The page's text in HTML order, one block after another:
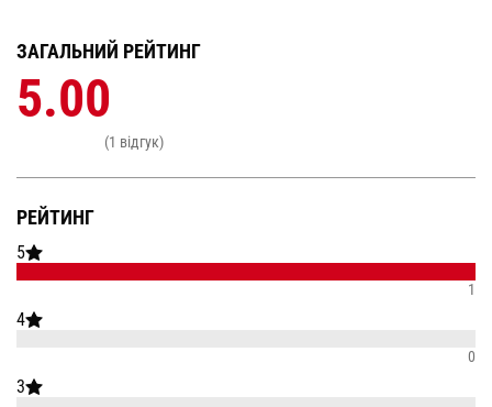
РЕЙТИНГ
5
1
4
0
3
ЗАГАЛЬНИЙ РЕЙТИНГ
5.00
(1 відгук)